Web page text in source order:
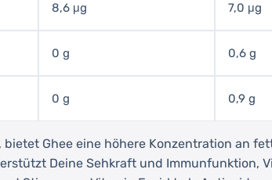
8,6 μg 7,0 μg
0 g 0,6 g
0 g 0,9 g
bietet Ghee eine höhere Konzentration an
Deine Sehkraft und Immunfunktion,